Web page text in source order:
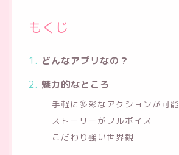
もくじ
どんなアプリなの？
魅力的なところ
手軽に多彩なアクションが可能
ストーリーがフルボイス
こだわり強い世界観